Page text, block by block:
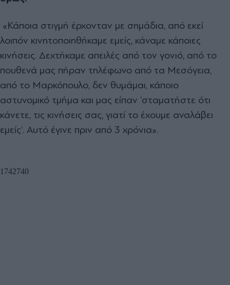
«Κάποια στιγμή έρχονταν με σημάδια, από εκεί
λοιπόν κινητοποιηθήκαμε εμείς, κάναμε κάποιες
κινήσεις. Δεχτήκαμε απειλές από τον γονιό, από το
πουθενά μας πήραν τηλέφωνο από τα Μεσόγεια,
από το Μαρκόπουλο, δεν θυμάμαι, κάποιο
αστυνομικό τμήμα και μας είπαν ‘σταματήστε ότι
κάνετε, τις κινήσεις σας, γιατί το έχουμε αναλάβει
εμείς’. Αυτό έγινε πριν από 3 χρόνια».